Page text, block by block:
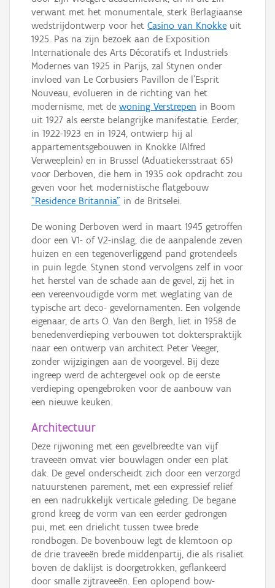
verwant met het monumentale, sterk Berlagiaanse
wedstrijdontwerp voor het Casino van Knokke uit
1925. Pas na zijn bezoek aan de Exposition
Internationale des Arts Décoratifs et Industriels
Modernes van 1925 in Parijs, zal Stynen onder
invloed van Le Corbusiers Pavillon de l’Esprit
Nouveau, evolueren in de richting van het
modernisme, met de woning Verstrepen in Boom
uit 1927 als eerste belangrijke manifestatie. Eerder,
in 1922-1923 en in 1924, ontwierp hij al
appartementsgebouwen in Knokke (Alfred
Verweeplein) en in Brussel (Aduatiekersstraat 65)
voor Derboven, die hem in 1935 ook opdracht zou
geven voor het modernistische flatgebouw
"Residence Britannia" in de Britselei.
De woning Derboven werd in maart 1945 getroffen
door een V1- of V2-inslag, die de aanpalende zeven
huizen en een tegenoverliggend pand grotendeels
in puin legde. Stynen stond vervolgens zelf in voor
het herstel van de schade aan de gevel, zij het in
een vereenvoudigde vorm met weglating van de
typische art deco- gevelornamenten. Een volgende
eigenaar, de arts O. Van den Bergh, liet in 1958 de
benedenverdieping verbouwen tot dokterspraktijk
naar een ontwerp van architect Peter Veeger,
zonder wijzigingen aan de voorgevel. Bij deze
ingreep werd de achtergevel ook op de eerste
verdieping opengebroken voor de aanbouw van
een nieuwe keuken.
Architectuur
Deze rijwoning met een gevelbreedte van vijf
traveeën omvat vier bouwlagen onder een plat
dak. De gevel onderscheidt zich door een verzorgd
natuurstenen parement, met een expressief reliëf
en een nadrukkelijk verticale geleding. De begane
grond kreeg de vorm van een eerder gedrongen
pui, met een drielicht tussen twee brede
rondbogen. De bovenbouw legt de klemtoon op
de drie traveeën brede middenpartij, die als risaliet
boven de daklijst is doorgetrokken, geflankeerd
door smalle zijtraveeën. Een oplopend bow-